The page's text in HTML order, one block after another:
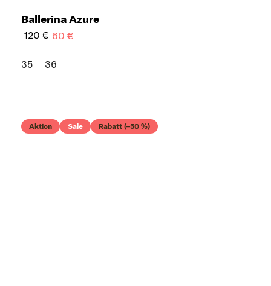
Ballerina Azure
120 € 60 €
35 36
Aktion Sale Rabatt (–50 %)